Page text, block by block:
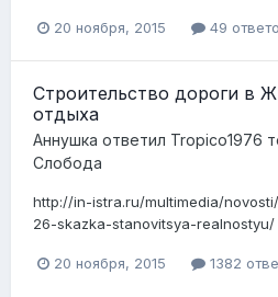
20 ноября, 2015 49
Строительство дороги в
отдыха
Аннушка ответил Tropico1976
Слобода
http://in-istra.ru/multimedia/novosti/
26-skazka-stanovitsya-realnostyu/
20 ноября, 2015 1382